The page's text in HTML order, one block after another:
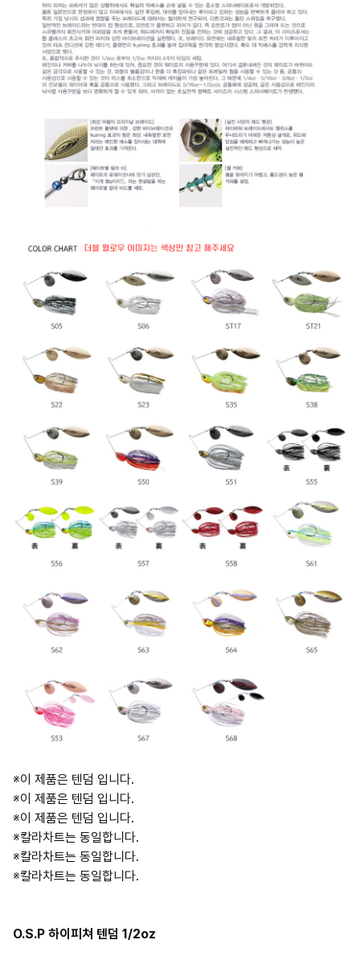
※이 제품은 텐덤 입니다.
※이 제품은 텐덤 입니다.
※이 제품은 텐덤 입니다.
※칼라차트는 동일합니다.
※칼라차트는 동일합니다.
※칼라차트는 동일합니다.
O.S.P 하이피쳐 텐덤 1/2oz